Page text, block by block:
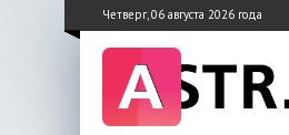
Четверг, 06 августа 2026 года